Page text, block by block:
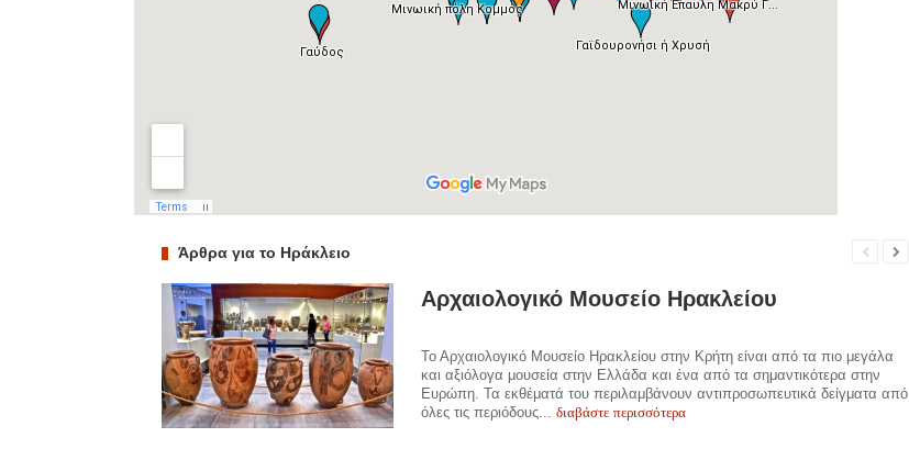
Άρθρα για το Ηράκλειο
Αρχαιολογικό Μουσείο Ηρακλείου
Το Αρχαιολογικό Μουσείο Ηρακλείου στην Κρήτη είναι από τα πιο μεγάλα
και αξιόλογα μουσεία στην Ελλάδα και ένα από τα σημαντικότερα στην
Ευρώπη. Τα εκθέματά του περιλαμβάνουν αντιπροσωπευτικά δείγματα από
όλες τις περιόδους...διαβάστε περισσότερα